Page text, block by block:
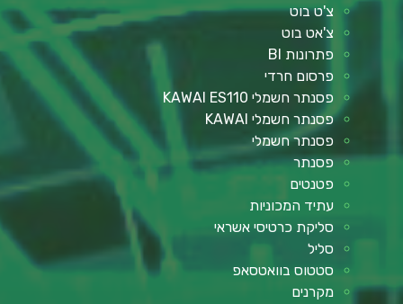
צ'ט בוט
צ'אט בוט
פתרונות BI
פרסום חרדי
פסנתר חשמלי KAWAI ES110
פסנתר חשמלי KAWAI
פסנתר חשמלי
פסנתר
פטנטים
עתיד המכוניות
סליקת כרטיסי אשראי
סליל
סטטוס בוואטסאפ
מקרנים